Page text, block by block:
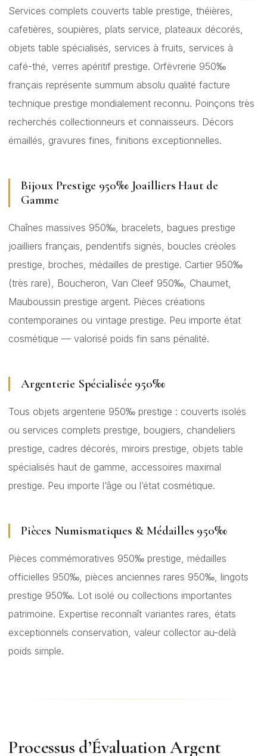
Services complets couverts table prestige, théières,
cafetières, soupières, plats service, plateaux décorés,
objets table spécialisés, services à fruits, services à
café-thé, verres apéritif prestige. Orfèvrerie 950‰
français représente summum absolu qualité facture
technique prestige mondialement reconnu. Poinçons très
recherchés collectionneurs et connaisseurs. Décors
émaillés, gravures fines, finitions exceptionnelles.
Bijoux Prestige 950‰ Joailliers Haut de
Gamme
Chaînes massives 950‰, bracelets, bagues prestige
joailliers français, pendentifs signés, boucles créoles
prestige, broches, médailles de prestige. Cartier 950‰
(très rare), Boucheron, Van Cleef 950‰, Chaumet,
Mauboussin prestige argent. Pièces créations
contemporaines ou vintage prestige. Peu importe état
cosmétique — valorisé poids fin sans pénalité.
Argenterie Spécialisée 950‰
Tous objets argenterie 950‰ prestige : couverts isolés
ou services complets prestige, bougiers, chandeliers
prestige, cadres décorés, miroirs prestige, objets table
spécialisés haut de gamme, accessoires maximal
prestige. Peu importe l’âge ou l’état cosmétique.
Pièces Numismatiques & Médailles 950‰
Pièces commémoratives 950‰ prestige, médailles
officielles 950‰, pièces anciennes rares 950‰, lingots
prestige 950‰. Lot isolé ou collections importantes
patrimoine. Expertise reconnaît variantes rares, états
exceptionnels conservation, valeur collector au-delà
poids simple.
Processus d’Évaluation Argent